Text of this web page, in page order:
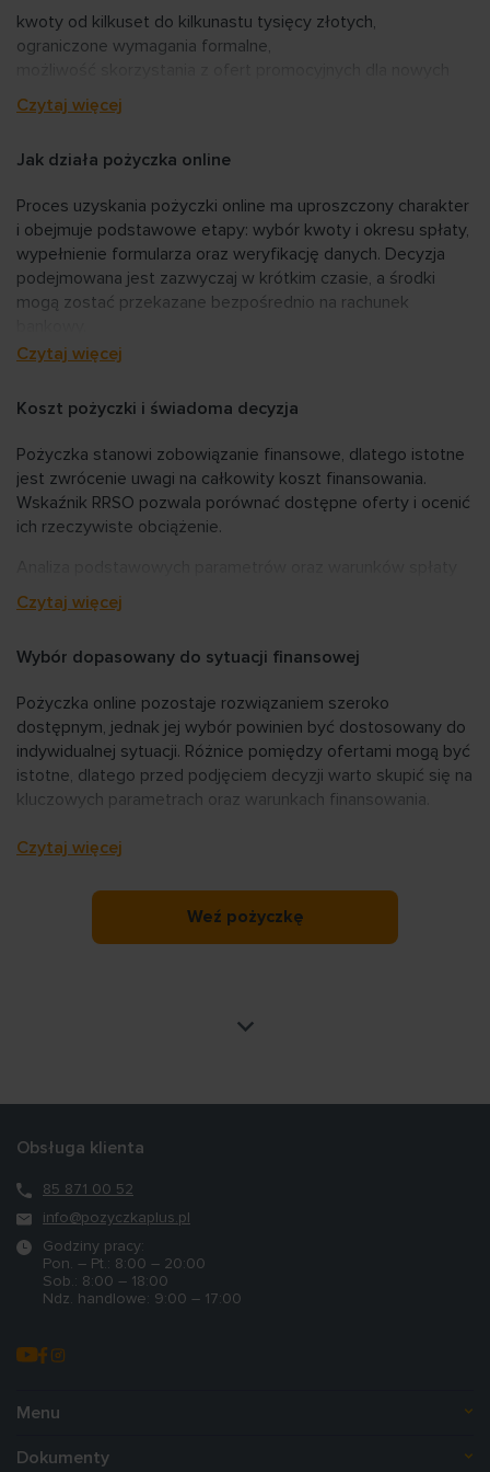
Katarzyna Drezner. Wpisany do Rejestru Instytucji
Pożyczkowych z numerem RIP000406.
1000-lecia Państwa Polskiego 6 lok. 202; 15 – 111 Białystok,
Białymstoku XII Wydział Gospodarczy KRS pod numerem
0000617270. Osoba uprawniona do reprezentacji – Prezes
Zarządu Alina Zabrocka. Wpisany do Rejestru Instytucji
Pożyczkowych z numerem RIP000407.
Rzecznik Finansowy jest organem właściwym do
rozstrzygania sporów powstałych na gruncie umowy
informacje dotyczące zasad postępowania dostępne są na
stronie internetowej Rzecznika Finansowego.
Zapewniamy, że wszelkie informacje i dane, które nam
z przepisami prawa i z zachowaniem niezbędnych zasad
finansowym. Pośrednik kredytowy, którym jest Aventus
Group Sp. z o. o. z siedzibą w Białymstoku – właściciel
Strony Internetowej dostępnej w domenie
www.pozyczkaplus.pl należy do prestiżowego grona
Związku Instytucji Pożyczkowych oraz Konferencji
Administratorem Danych Osobowych jest Pośrednik –
AVENTUS GROUP Spółka z ograniczoną odpowiedzialnością
z siedzibą w Białymstoku, Al. 1000-lecia Państwa Polskiego
6, 15-111 Białystok (Polska), adres poczty elektronicznej:
Group Sp. z o.o. wyznaczył do pełnienia funkcji Inspektora
osobowych przez Aventus Group, w tym cele i podstawy
przetwarzania, znajdą Państwo w
kwoty od kilkuset do kilkunastu tysięcy złotych,
ograniczone wymagania formalne,
klientów.
Dostępne propozycje są regularnie aktualizowane, dlatego
rozwiązania.
Czytaj więcej
Jak działa pożyczka online
Proces uzyskania pożyczki online ma uproszczony charakter
i obejmuje podstawowe etapy: wybór kwoty i okresu spłaty,
wypełnienie formularza oraz weryfikację danych. Decyzja
podejmowana jest zazwyczaj w krótkim czasie, a środki
mogą zostać przekazane bezpośrednio na rachunek
Szczegóły procesu mogą się różnić w zależności od
Czytaj więcej
Koszt pożyczki i świadoma decyzja
Pożyczka stanowi zobowiązanie finansowe, dlatego istotne
jest zwrócenie uwagi na całkowity koszt finansowania.
Wskaźnik RRSO pozwala porównać dostępne oferty i ocenić
ich rzeczywiste obciążenie.
ogranicza ryzyko wyboru rozwiązania niedopasowanego do
możliwości finansowych.
Czytaj więcej
Wybór dopasowany do sytuacji finansowej
Pożyczka online pozostaje rozwiązaniem szeroko
dostępnym, jednak jej wybór powinien być dostosowany do
indywidualnej sytuacji. Różnice pomiędzy ofertami mogą być
istotne, dlatego przed podjęciem decyzji warto skupić się na
kluczowych parametrach oraz warunkach finansowania.
Czytaj więcej
Weź pożyczkę
Obsługa klienta
85 871 00 52
info@pozyczkaplus.pl
Godziny pracy:
Pon. – Pt.: 8:00 – 20:00
Sob.: 8:00 – 18:00
Ndz. handlowe: 9:00 – 17:00
Menu
Dokumenty